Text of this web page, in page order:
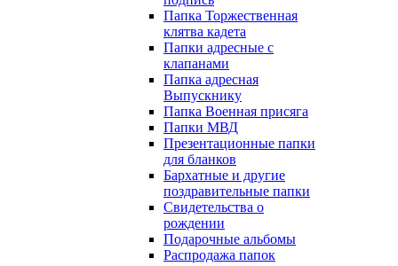
Папка Торжественная
клятва кадета
Папки адресные с
клапанами
Папка адресная
Выпускнику
Папка Военная присяга
Папки МВД
Презентационные папки
для бланков
Бархатные и другие
поздравительные папки
Свидетельства о
рождении
Подарочные альбомы
Распродажа папок